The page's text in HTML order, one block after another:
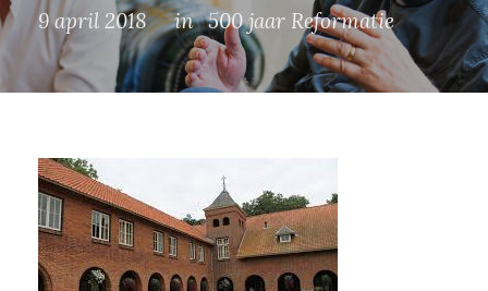
9 april 2018 in 500 jaar Reformatie